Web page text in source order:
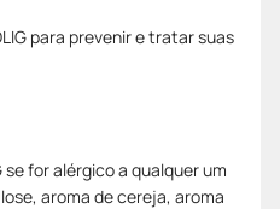
para prevenir e tratar suas
se for alérgico a qualquer um
aroma de cereja, aroma